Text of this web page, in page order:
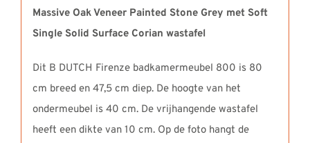
aantal
Massive Oak Veneer Painted Stone Grey met Soft
Single Solid Surface Corian wastafel
Dit B DUTCH Firenze badkamermeubel 800 is 80
cm breed en 47,5 cm diep. De hoogte van het
ondermeubel is 40 cm. De vrijhangende wastafel
heeft een dikte van 10 cm. Op de foto hangt de